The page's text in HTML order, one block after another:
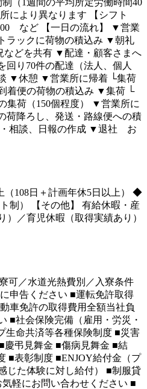
により異なります 【シフト
など 【一日の流れ】 ▼営業
ラックに荷物の積込み ▼朝礼
などを共有 ▼配達・顧客さまへ
り70件の配達（法人、個人
▼休憩 ▼営業所に帰着 └集荷
着便の荷物の積込み ▼集荷 └
集荷（150個程度） ▼営業所に
荷降ろし、発送・路線便への積
相談、日報の作成 ▼退社 お
108日＋計画年休5日以上） ◆
制） 【その他】 有給休暇・産
）／育児休暇（取得実績あり）
可／水道光熱費別／入寮条件
申告ください ■運転免許取得
車免許の取得費用全額当社負
■社会保険完備（雇用・労災・
生命共済等各種保険制度 ■災害
慶弔見舞金 ■傷病見舞金 ■結
■表彰制度 ■ENJOY給付金（プ
じた体験に対し給付） ■制服貸
軽にお問い合わせください ■